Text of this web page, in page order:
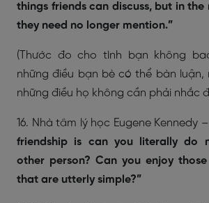
things friends can discuss, but in
they need no longer mention.”
(Thước đo cho tình bạn không
những điều bạn bè có thể bàn luận,
những điều họ không cần phải nhắc
16. Nhà tâm lý học Eugene Kennedy –
friendship is can you literally do
other person? Can you enjoy
that are utterly simple?”